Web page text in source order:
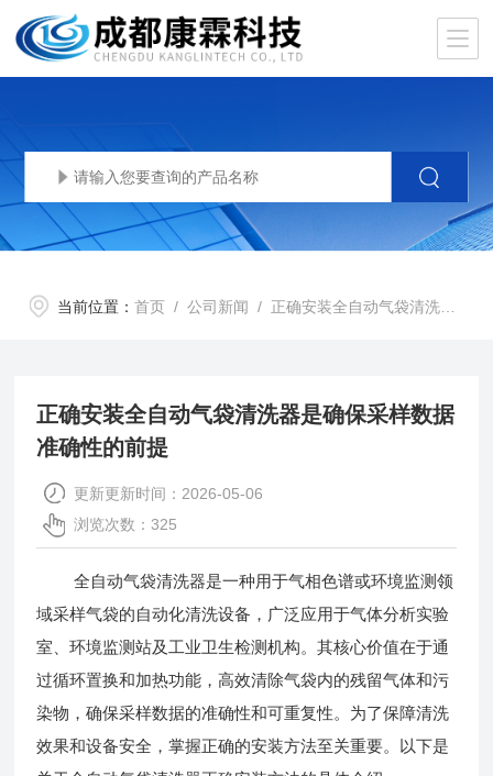
当前位置：首页 /公司新闻 / 正确安装全自动气袋清洗器是确保采样数据准确性的前提
正确安装全自动气袋清洗器是确保采样数据
准确性的前提
更新更新时间：2026-05-06
浏览次数：325
全自动气袋清洗器是一种用于气相色谱或环境监测领
域采样气袋的自动化清洗设备，广泛应用于气体分析实验
室、环境监测站及工业卫生检测机构。其核心价值在于通
过循环置换和加热功能，高效清除气袋内的残留气体和污
染物，确保采样数据的准确性和可重复性。为了保障清洗
效果和设备安全，掌握正确的安装方法至关重要。以下是